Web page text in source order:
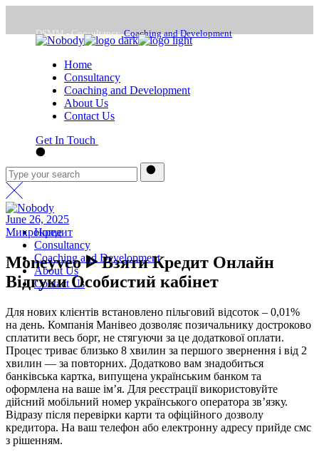
the
content
DSMM - Consultancy,Coaching and Development
Mon - Frd : 9:00 -18:00
office@dsmm.me
Home
Consultancy
Coaching and Development
About Us
Contact Us
Get In Touch
Home
Consultancy
Coaching and Development
About Us
Contact Us
June 26, 2025
Микрокредит
Moneyveo ᐈ Взяти Кредит Онлайн
Відгуки Особистий кабінет
Для нових клієнтів встановлено пільговий відсоток – 0,01%
на день. Компанія Манівео дозволяє позичальнику достроково
сплатити весь борг, не стягуючи за це додаткової оплати.
Процес триває близько 8 хвилин за першого звернення і від 2
хвилин — за повторних. Додатково вам знадобиться
банківська картка, випущена українським банком та
оформлена на ваше ім’я. Для реєстрації використовуйте
дійсний мобільний номер українського оператора зв’язку.
Відразу після перевірки карти та офіційного дозволу
кредитора. На ваш телефон або електронну адресу прийде смс
з рішенням.